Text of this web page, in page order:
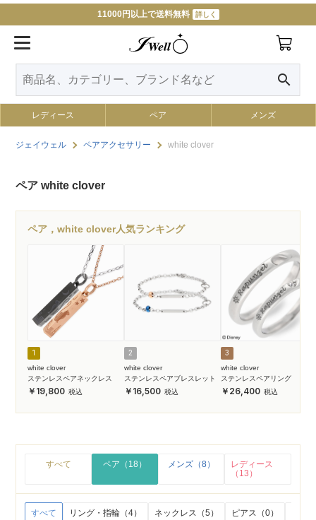
11000円以上で送料無料 詳しく
search
レディース ペア メンズ
ジェイウェル ペアアクセサリー white clover
ペア white clover
ペア，white clover人気ランキング
1
white clover
ステンレスペアネックレス
19,800
2
white clover
ステンレスペアブレスレット
16,500
3
white clover
ステンレスペアリング
26,400
すべて ペア（18） メンズ（8）
レディース
（13）
すべて リング・指輪（4） ネックレス（5） ピアス（0）